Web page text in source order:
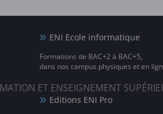
ENI Ecole informatique
Formations de BAC+2 à BAC+5,
dans nos campus physiques et en
ET ENSEIGNEMENT
Editions ENI Pro